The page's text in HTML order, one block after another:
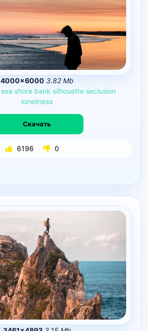
4000×6000 3.82 Mb
sea shore bank silhouette seclusion
loneliness
Скачать
6196 0